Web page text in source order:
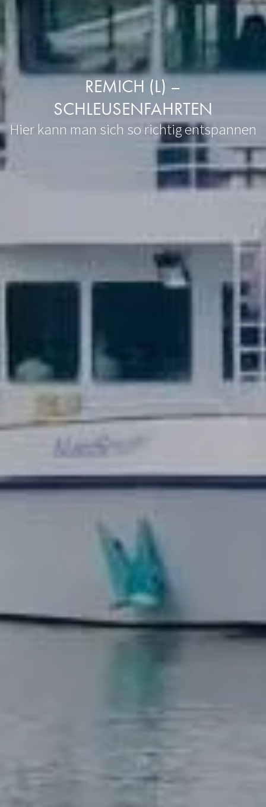
REMICH (L) –
SCHLEUSENFAHRTEN
Hier kann man sich so richtig entspannen